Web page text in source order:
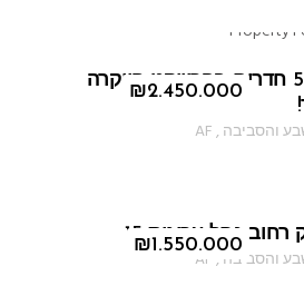
₪2.450.000
למכירה דירת 5 חדרים בפרוייקט היוקרה
והסביבה ,
AF
₪1.550.000
נחל ערוגות 15
והסביבה ,
AF